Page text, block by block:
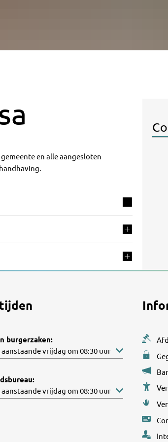
en alle aangesloten
burgerzaken:
of sluitingstijden te verbergen
vrijdag om 08:30 uur
of sluitingstijden te verbergen
vrijdag om 08:30 uur